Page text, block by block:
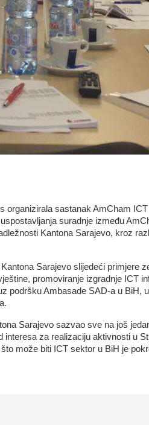
sastanak AmCham
suradnje između
Kantona Sarajevo, kroz
Sarajevo slijedeći primjere
promoviranje izgradnje ICT
podršku Ambasade SAD-a u BiH,
Sarajevo sazvao sve na još
za realizaciju aktivnosti u
može biti ICT sektor u BiH je